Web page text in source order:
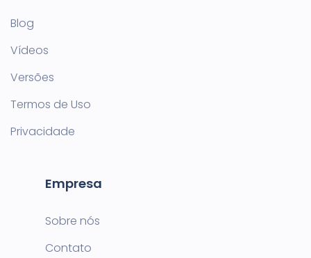
Blog
Vídeos
Versões
Termos de Uso
Privacidade
Empresa
Sobre nós
Contato